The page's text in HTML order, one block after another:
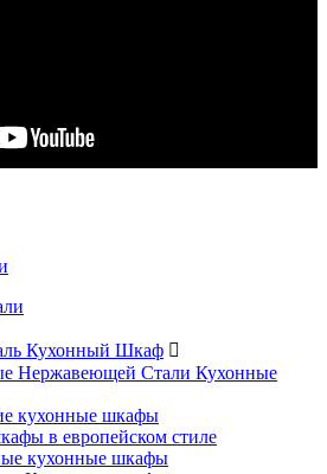
Кухонный Шкаф 
Нержавеющей Стали Кухонные
кухонные шкафы
в европейском стиле
кухонные шкафы